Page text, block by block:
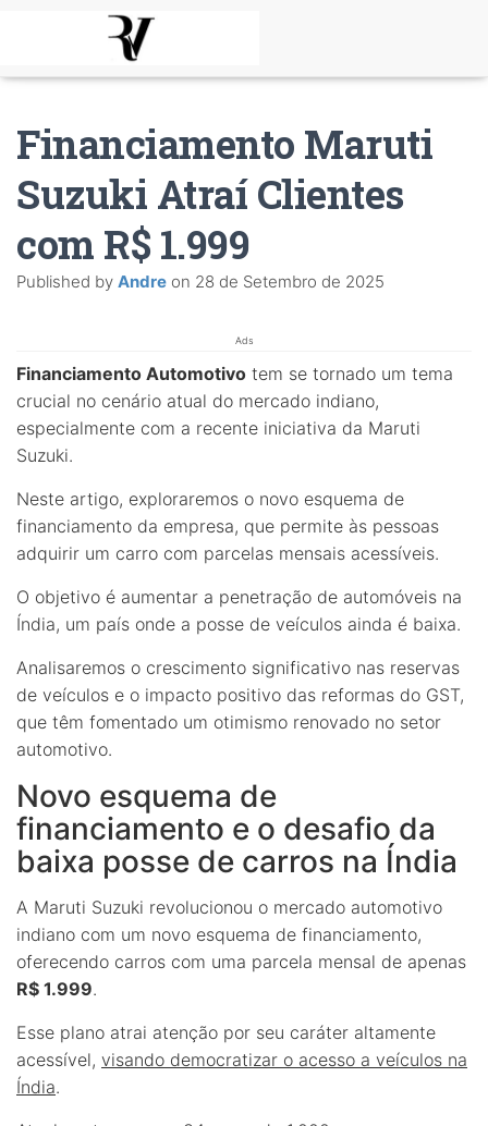
Financiamento Maruti
Suzuki Atraí Clientes
com R$ 1.999
Published by Andre on 28 de Setembro de 2025
Ads
Financiamento Automotivo tem se tornado um tema
crucial no cenário atual do mercado indiano,
especialmente com a recente iniciativa da Maruti
Suzuki.
Neste artigo, exploraremos o novo esquema de
financiamento da empresa, que permite às pessoas
adquirir um carro com parcelas mensais acessíveis.
O objetivo é aumentar a penetração de automóveis na
Índia, um país onde a posse de veículos ainda é baixa.
Analisaremos o crescimento significativo nas reservas
de veículos e o impacto positivo das reformas do GST,
que têm fomentado um otimismo renovado no setor
automotivo.
Novo esquema de
financiamento e o desafio da
baixa posse de carros na Índia
A Maruti Suzuki revolucionou o mercado automotivo
indiano com um novo esquema de financiamento,
oferecendo carros com uma parcela mensal de apenas
R$ 1.999.
Esse plano atrai atenção por seu caráter altamente
acessível, visando democratizar o acesso a veículos na
Índia.